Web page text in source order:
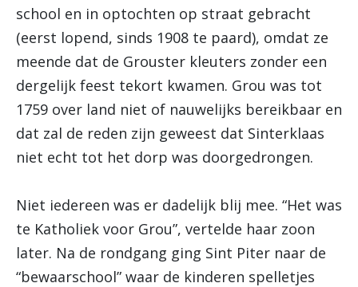
school en in optochten op straat gebracht
(eerst lopend, sinds 1908 te paard), omdat ze
meende dat de Grouster kleuters zonder een
dergelijk feest tekort kwamen. Grou was tot
1759 over land niet of nauwelijks bereikbaar en
dat zal de reden zijn geweest dat Sinterklaas
niet echt tot het dorp was doorgedrongen.
Niet iedereen was er dadelijk blij mee. “Het was
te Katholiek voor Grou”, vertelde haar zoon
later. Na de rondgang ging Sint Piter naar de
“bewaarschool” waar de kinderen spelletjes